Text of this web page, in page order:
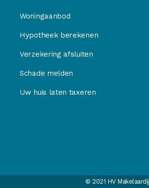
Woningaanbod
Hypotheek berekenen
Verzekering afsluiten
Schade melden
Uw huis laten taxeren
© 2021 HV Makelaardij